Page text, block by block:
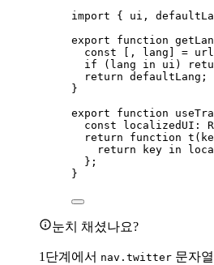
import { ui,
export
function
const [
, lang ] = url
if (lang in ui)
return defaultLang;
}
export
function
const
localizedUI :
return
function t (
return key in
};
}
눈치 채셨나요?
1단계에서 nav.twitter 문자